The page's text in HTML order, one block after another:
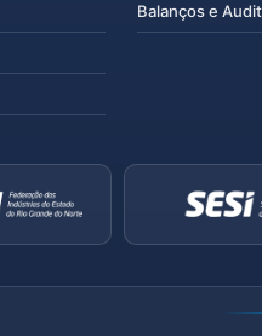
Balanços e